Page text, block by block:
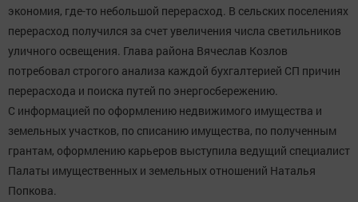
экономия, где-то небольшой перерасход. В сельских поселениях
перерасход получился за счет увеличения числа светильников
уличного освещения. Глава района Вячеслав Козлов
потребовал строгого анализа каждой бухгалтерией СП причин
перерасхода и поиска путей по энергосбережению.
С информацией по оформлению недвижимого имущества и
земельных участков, по списанию имущества, по полученным
грантам, оформлению карьеров выступила ведущий специалист
Палаты имущественных и земельных отношений Наталья
Попкова.